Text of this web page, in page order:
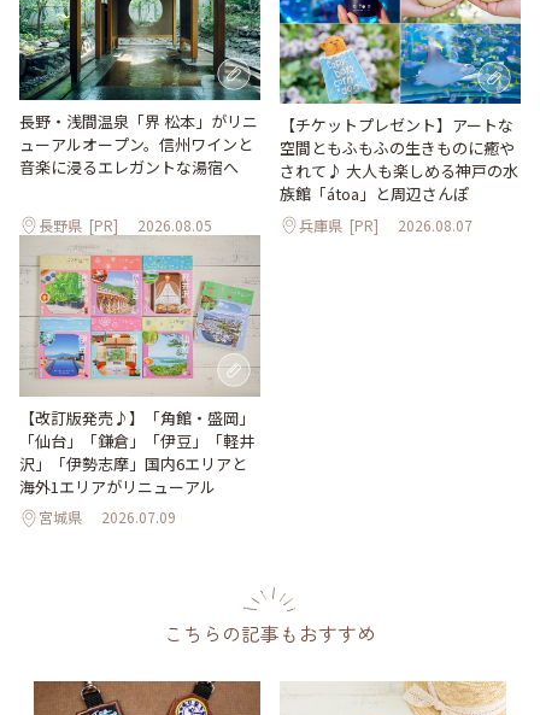
長野・浅間温泉「界 松本」がリニ
ューアルオープン。信州ワインと
音楽に浸るエレガントな湯宿へ
長野県 [PR] 2026.08.05
【チケットプレゼント】アートな
空間ともふもふの生きものに癒や
されて♪ 大人も楽しめる神戸の水
族館「átoa」と周辺さんぽ
兵庫県 [PR] 2026.08.07
【改訂版発売♪】「角館・盛岡」
「仙台」「鎌倉」「伊豆」「軽井
沢」「伊勢志摩」国内6エリアと
海外1エリアがリニューアル
宮城県 2026.07.09
こちらの記事もおすすめ